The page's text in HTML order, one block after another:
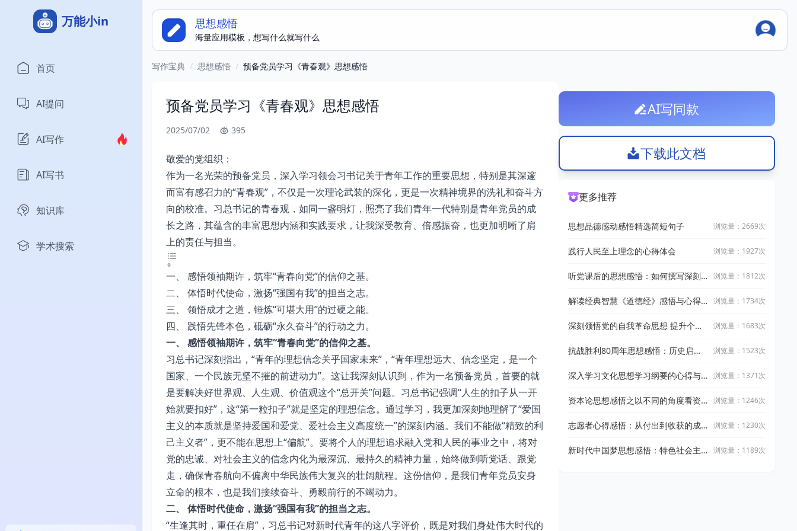
万能小in
首页
AI提问
AI写作
AI写书
知识库
学术搜索
思想感悟
海量应用模板，想写什么就写什么
写作宝典 / 思想感悟 / 预备党员学习《青春观》思想感悟
预备党员学习《青春观》思想感悟
2025/07/02 395
敬爱的党组织：
作为一名光荣的预备党员，深入学习领会习书记关于青年工作的重要思想，特别是其深邃
而富有感召力的“青春观”，不仅是一次理论武装的深化，更是一次精神境界的洗礼和奋斗方
向的校准。习总书记的青春观，如同一盏明灯，照亮了我们青年一代特别是青年党员的成
长之路，其蕴含的丰富思想内涵和实践要求，让我深受教育、倍感振奋，也更加明晰了肩
上的责任与担当。
一、 感悟领袖期许，筑牢“青春向党”的信仰之基。
二、 体悟时代使命，激扬“强国有我”的担当之志。
三、 领悟成才之道，锤炼“可堪大用”的过硬之能。
四、 践悟先锋本色，砥砺“永久奋斗”的行动之力。
一、 感悟领袖期许，筑牢“青春向党”的信仰之基。
习总书记深刻指出，“青年的理想信念关乎国家未来”，“青年理想远大、信念坚定，是一个
国家、一个民族无坚不摧的前进动力”。这让我深刻认识到，作为一名预备党员，首要的就
是要解决好世界观、人生观、价值观这个“总开关”问题。习总书记强调“人生的扣子从一开
始就要扣好”，这“第一粒扣子”就是坚定的理想信念。通过学习，我更加深刻地理解了“爱国
主义的本质就是坚持爱国和爱党、爱社会主义高度统一”的深刻内涵。我们不能做“精致的利
己主义者”，更不能在思想上“偏航”。要将个人的理想追求融入党和人民的事业之中，将对
党的忠诚、对社会主义的信念内化为最深沉、最持久的精神力量，始终做到听党话、跟党
走，确保青春航向不偏离中华民族伟大复兴的壮阔航程。这份信仰，是我们青年党员安身
立命的根本，也是我们接续奋斗、勇毅前行的不竭动力。
二、 体悟时代使命，激扬“强国有我”的担当之志。
“生逢其时，重任在肩”，习总书记对新时代青年的这八字评价，既是对我们身处伟大时代的
AI写同款
下载此文档
更多推荐
思想品德感动感悟精选简短句子 浏览量：2669次
践行人民至上理念的心得体会 浏览量：1927次
听党课后的思想感悟：如何撰写深刻
浏览量：1812次
解读经典智慧《道德经》感悟与心得
浏览量：1734次
深刻领悟党的自我革命思想 提升个人
浏览量：1683次
抗战胜利80周年思想感悟：历史启示
浏览量：1523次
深入学习文化思想学习纲要的心得与
浏览量：1371次
资本论思想感悟之以不同的角度看资
浏览量：1246次
志愿者心得感悟：从付出到收获的成
浏览量：1230次
新时代中国梦思想感悟：特色社会主
浏览量：1189次